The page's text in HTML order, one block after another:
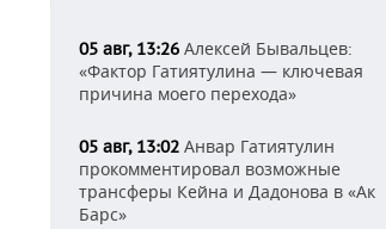
05 авг, 13:26 Алексей Бывальцев:
«Фактор Гатиятулина — ключевая
причина моего перехода»
05 авг, 13:02 Анвар Гатиятулин
прокомментировал возможные
трансферы Кейна и Дадонова в «Ак
Барс»